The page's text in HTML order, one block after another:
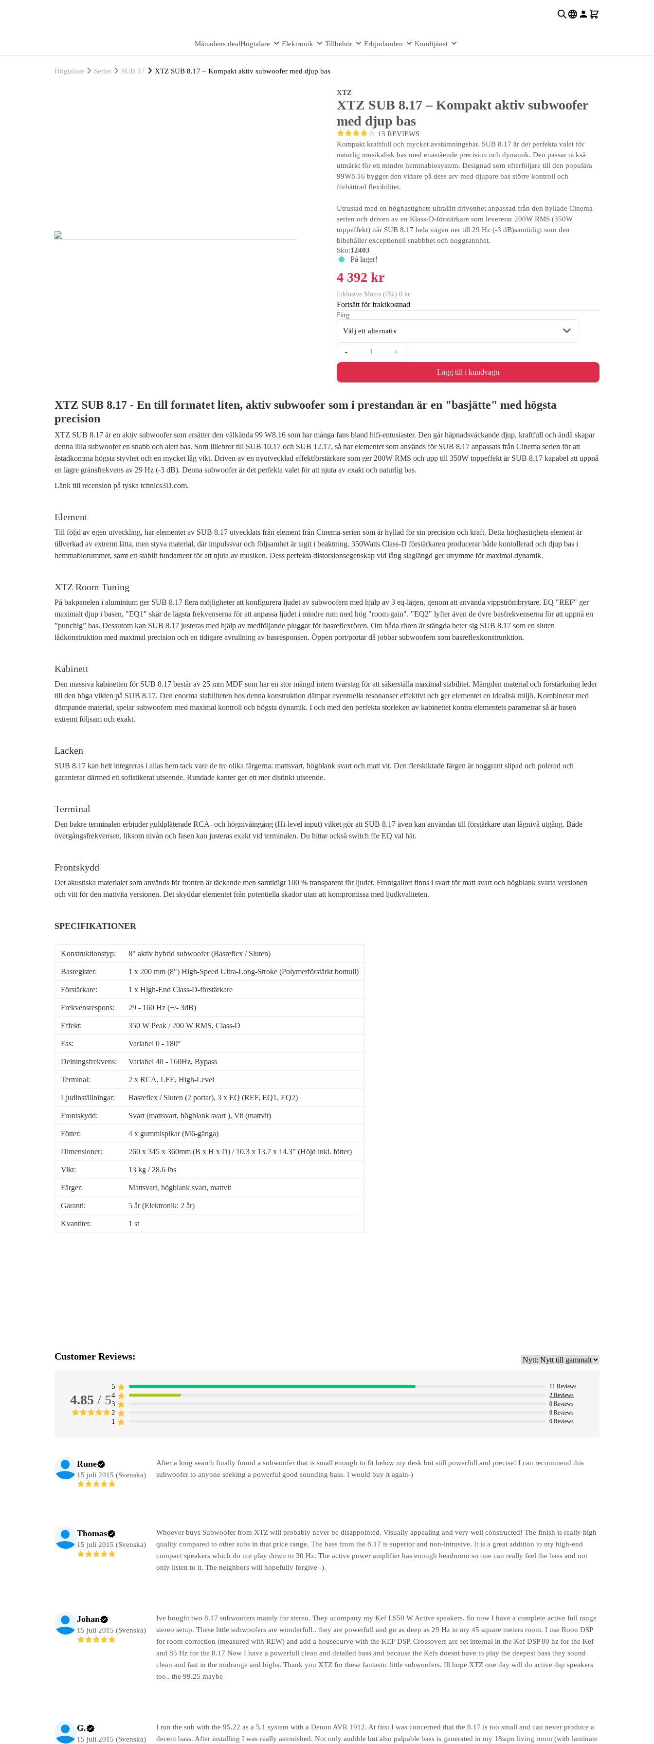
Månadens dealHögtalare Elektronik Tillbehör Erbjudanden Kundtjänst
Högtalare Serier SUB 17 XTZ SUB 8.17 – Kompakt aktiv subwoofer med djup bas
XTZ
XTZ SUB 8.17 – Kompakt aktiv subwoofer
med djup bas
13 REVIEWS
Kompakt kraftfull och mycket avstämningsbar. SUB 8.17 är det perfekta valet för
naturlig musikalisk bas med enastående precision och dynamik. Den passar också
utmärkt för ett mindre hemmabiosystem. Designad som efterföljare till den populära
99W8.16 bygger den vidare på dess arv med djupare bas större kontroll och
förbättrad flexibilitet.
Utrustad med en höghastighets ultralätt drivenhet anpassad från den hyllade Cinema-
serien och driven av en Klass-D-förstärkare som levererar 200W RMS (350W
toppeffekt) når SUB 8.17 hela vägen ner till 29 Hz (-3 dB)samtidigt som den
bibehåller exceptionell snabbhet och noggrannhet.
Sku:12403
På lager!
4 392 kr
Inklusive Moms (0%) 0 kr
Fortsätt för fraktkostnad
Färg
- +
Lägg till i kundvagn
XTZ SUB 8.17 - En till formatet liten, aktiv subwoofer som i prestandan är en "basjätte" med högsta
precision
XTZ SUB 8.17 är en aktiv subwoofer som ersätter den välkända 99 W8.16 som har många fans bland hifi-entusiaster. Den går häpnadsväckande djup, kraftfull och ändå skapar
denna lilla subwoofer en snabb och alert bas. Som lillebror till SUB 10.17 och SUB 12.17, så har elementet som används för SUB 8.17 anpassats från Cinema serien för att
åstadkomma högsta styvhet och en mycket låg vikt. Driven av en nyutvecklad effektförstärkare som ger 200W RMS och upp till 350W toppeffekt är SUB 8.17 kapabel att uppnå
en lägre gränsfrekvens av 29 Hz (-3 dB). Denna subwoofer är det perfekta valet för att njuta av exakt och naturlig bas.
Länk till recension på tyska tchnics3D.com.
Element
Till följd av egen utveckling, har elementet av SUB 8.17 utvecklats från element från Cinema-serien som är hyllad för sin precision och kraft. Detta höghastighets element är
tillverkad av extremt lätta, men styva material, där impulssvar och följsamhet är tagit i beaktning. 350Watts Class-D förstärkaren producerar både kontollerad och djup bas i
hemmabiorummet, samt ett stabilt fundament för att njuta av musiken. Dess perfekta distorsionsegenskap vid lång slaglängd ger utrymme för maximal dynamik.
XTZ Room Tuning
På bakpanelen i aluminium ger SUB 8.17 flera möjligheter att konfigurera ljudet av subwoofern med hjälp av 3 eq-lägen, genom att använda vippströmbrytare. EQ "REF" ger
maximalt djup i basen, "EQ1" skär de lägsta frekvenserna för att anpassa ljudet i mindre rum med hög "room-gain". "EQ2" lyfter även de övre basfrekvenserna för att uppnå en
”punchig” bas. Dessutom kan SUB 8.17 justeras med hjälp av medföljande pluggar för basreflexrören. Om båda rören är stängda beter sig SUB 8.17 som en sluten
lådkonstruktion med maximal precision och en tidigare avrullning av basresponsen. Öppen port/portar då jobbar subwoofern som basreflexkonstrunktion.
Kabinett
Den massiva kabinetten för SUB 8.17 består av 25 mm MDF som har en stor mängd intern tvärstag för att säkerställa maximal stabilitet. Mängden material och förstärkning leder
till den höga vikten på SUB 8.17. Den enorma stabiliteten hos denna konstruktion dämpar eventuella resonanser effektivt och ger elementet en idealisk miljö. Kombinerat med
dämpande material, spelar subwoofern med maximal kontroll och högsta dynamik. I och med den perfekta storleken av kabinettet kontra elementets parametrar så är basen
extremt följsam och exakt.
Lacken
SUB 8.17 kan helt integreras i allas hem tack vare de tre olika färgerna: mattsvart, högblank svart och matt vit. Den flerskiktade färgen är noggrant slipad och polerad och
garanterar därmed ett sofistikerat utseende. Rundade kanter ger ett mer distinkt utseende.
Terminal
Den bakre terminalen erbjuder guldpläterade RCA- och högnivåingång (Hi-level input) vilket gör att SUB 8.17 även kan användas till förstärkare utan lågnivå utgång. Både
övergångsfrekvensen, liksom nivån och fasen kan justeras exakt vid terminalen. Du hittar också switch för EQ val här.
Frontskydd
Det akustiska materialet som används för fronten är täckande men samtidigt 100 % transparent för ljudet. Frontgallret finns i svart för matt svart och högblank svarta versionen
och vitt för den mattvita versionen. Det skyddar elementet från potentiella skador utan att kompromissa med ljudkvaliteten.
SPECIFIKATIONER
Konstruktionstyp: 8" aktiv hybrid subwoofer (Basreflex / Sluten)
Basregister: 1 x 200 mm (8") High-Speed Ultra-Long-Stroke (Polymerförstärkt bomull)
Förstärkare: 1 x High-End Class-D-förstärkare
Frekvensrespons: 29 - 160 Hz (+/- 3dB)
Effekt: 350 W Peak / 200 W RMS, Class-D
Fas: Variabel 0 - 180°
Delningsfrekvens: Variabel 40 - 160Hz, Bypass
Terminal: 2 x RCA, LFE, High-Level
Ljudinställningar: Basreflex / Sluten (2 portar), 3 x EQ (REF, EQ1, EQ2)
Frontskydd: Svart (mattsvart, högblank svart ), Vit (mattvit)
Fötter: 4 x gummispikar (M6-gänga)
Dimensioner: 260 x 345 x 360mm (B x H x D) / 10.3 x 13.7 x 14.3" (Höjd inkl. fötter)
Vikt: 13 kg / 28.6 lbs
Färger: Mattsvart, högblank svart, mattvit
Garanti: 5 år (Elektronik: 2 år)
Kvantitet: 1 st
Customer Reviews:
4.85 / 5
5 11 Reviews
4 2 Reviews
3 0 Reviews
2 0 Reviews
1 0 Reviews
Rune
15 juli 2015 (Svenska)
After a long search finally found a subwoofer that is small enough to fit below my desk but still powerfull and precise! I can recommend this
subwoofer to anyone seeking a powerful good sounding bass. I would buy it again-)
Thomas
15 juli 2015 (Svenska)
Whoever buys Subwoofer from XTZ will probably never be disappointed. Visually appealing and very well constructed! The finish is really high
quality compared to other subs in that price range. The bass from the 8.17 is superior and non-intrusive. It is a great addition to my high-end
compact speakers which do not play down to 30 Hz. The active power amplifier has enough headroom so one can really feel the bass and not
only listen to it. The neighbors will hopefully forgive -).
Johan
15 juli 2015 (Svenska)
Ive bought two 8.17 subwoofers mainly for stereo. They acompany my Kef LS50 W Active speakers. So now I have a complete active full range
stereo setup. These little subwoofers are wonderfull.. they are powerfull and go as deep as 29 Hz in my 45 square meters room. I use Roon DSP
for room correction (measured with REW) and add a housecurve with the KEF DSP. Crossovers are set internal in the Kef DSP 80 hz for the Kef
and 85 Hz for the 8.17 Now I have a powerfull clean and detailed bass and because the Kefs doesnt have to play the deepest bass they sound
clean and fast in the midrange and highs. Thank you XTZ for these fantastic little subwoofers. Ill hope XTZ one day will do active dsp speakers
too.. the 99.25 maybe
G.
15 juli 2015 (Svenska)
I run the sub with the 95.22 as a 5.1 system with a Denon AVR 1912. At first I was concerned that the 8.17 is too small and can never produce a
decent bass. After installing I was really astonished. Not only audible but also palpable bass is generated in my 18sqm living room (with laminate